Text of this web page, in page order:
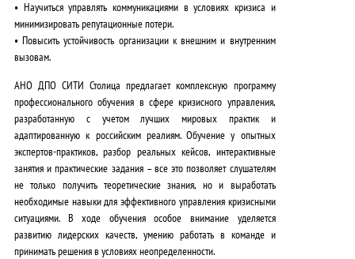
• Научитьсяуправлять коммуникациямив условиях кризиса и
минимизировать репутационные потери.
• Повыситьустойчивость организациик внешним и внутренним
вызовам.
АНО ДПО СИТИ Столица предлагает комплексную программу
профессионального обучения в сфере кризисного управления,
разработанную с учетом лучших мировых практик и
адаптированную к российским реалиям. Обучение у опытных
экспертов-практиков, разбор реальных кейсов, интерактивные
занятия и практические задания – все это позволяет слушателям
не только получить теоретические знания, но и выработать
необходимые навыки для эффективного управления кризисными
ситуациями. В ходе обучения особое внимание уделяется
развитию лидерских качеств, умению работать в команде и
принимать решения в условиях неопределенности.